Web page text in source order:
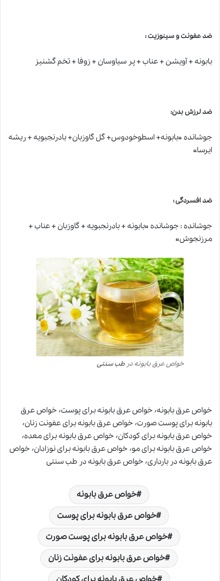
ضد عفونت و سینوزیت :
بابونه + آویشن + عناب + پر سیاوسان + زوفا + تخم گشنیز
ضد لرزش بدن:
جوشانده «بابونه+ اسطوخودوس+ گل گاوزبان+ بادرنجبویه + ریشه
ایرسا»
ضد افسردگی :
جوشانده : جوشانده «بابونه + بادرنجبویه + گاوزبان + عناب +
مرزنجوش»
خواص عرق بابونه در طب سنتی
خواص عرق بابونه٬ خواص عرق بابونه برای پوست٬ خواص عرق
بابونه برای پوست صورت٬ خواص عرق بابونه برای عفونت زنان٬
خواص عرق بابونه برای کودکان٬ خواص عرق بابونه برای معده٬
خواص عرق بابونه برای مو٬ خواص عرق بابونه برای نوزادان٬ خواص
عرق بابونه در بارداری٬ خواص عرق بابونه در طب سنتی
خواص عرق بابونه
خواص عرق بابونه برای پوست
خواص عرق بابونه برای پوست صورت
خواص عرق بابونه برای عفونت زنان